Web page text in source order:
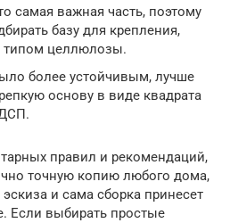
самая важная часть, поэтому
базу для крепления,
целлюлозы.
более устойчивым, лучше
основу в виде квадрата
правил и рекомендаций,
точную копию любого дома,
и сама сборка принесет
Если выбирать простые